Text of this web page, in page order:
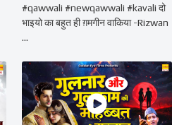
#qawwali #newqawwali #kavali दो
भाइयो का बहुत ही ग़मगीन वाकिया -Rizwan
...